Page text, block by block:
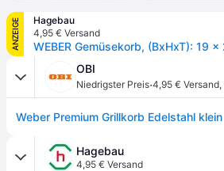
ANZEIGE
Hagebau
4,95 € Versand
OBI
Niedrigster Preis·4,95 € Versand,
Weber Premium Grillkorb Edelstahl klein
Hagebau
4,95 € Versand